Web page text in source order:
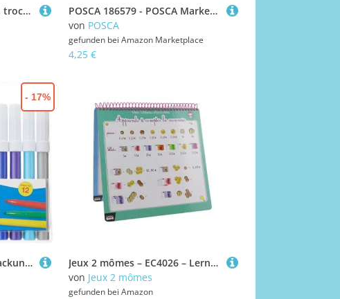
Apli 012916 Schiefertafel, trocken abwischbar, 2 Filzstifte & 1 Weißwischer
POSCA 186579 - POSCA Marker mit feiner Rundspitze, violett
von POSCA
gefunden bei Amazon Marketplace
4,25 €
Baker Ross AF962 Großpackung Filzstifte mit breiter Spitze für Kinder zum Malen und Zeichnen,Schultüte Füllung (12 Stück), (1er Pack)
- 17%
Jeux 2 mômes – EC4026 – Lernheft mit 1 Filzstift, pädagogisches Spielzeug zur Frühförderung und zum Lernen für Kinder
von Jeux 2 mômes
gefunden bei Amazon